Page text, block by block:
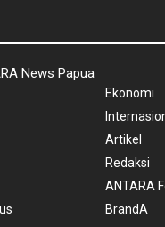
News Papua
Ekonomi
Artikel
Redaksi
ANTARA
BrandA